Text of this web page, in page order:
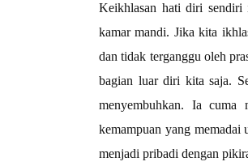
Keikhlasan hati diri sendiri
kamar mandi. Jika kita
dan tidak terganggu oleh
bagian luar diri kita saja.
menyembuhkan. Ia cuma
kemampuan yang memadai
menjadi pribadi dengan